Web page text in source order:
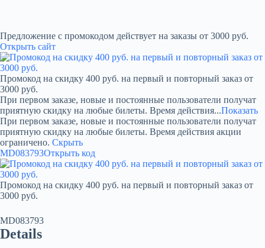
Предложение с промокодом действует на заказы от 3000 руб.
Открыть сайт
Промокод на скидку 400 руб. на первый и повторный заказ от
3000 руб.
При первом заказе, новые и постоянные пользователи получат
приятную скидку на любые билеты. Время действия...Показать
При первом заказе, новые и постоянные пользователи получат
приятную скидку на любые билеты. Время действия акции
ограничено. Скрыть
MD083793Открыть код
Промокод на скидку 400 руб. на первый и повторный заказ от
3000 руб.
MD083793
Details